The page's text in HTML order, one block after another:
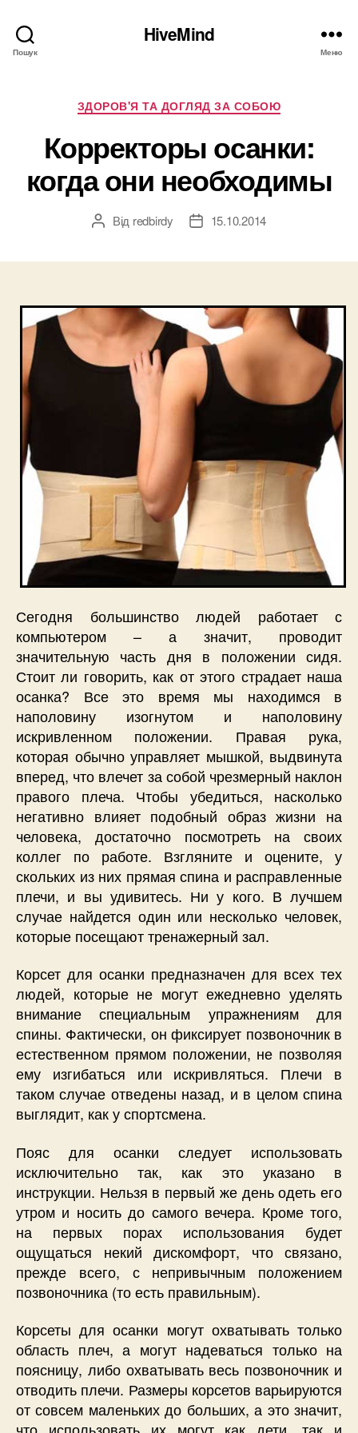
Пошук
HiveMind
Меню
Категорії
ЗДОРОВ'Я ТА ДОГЛЯД ЗА СОБОЮ
Корректоры осанки:
когда они необходимы
Автор
Від redbirdy
Дата15.10.2014
Сегодня большинство людей работает с
компьютером – а значит, проводит
значительную часть дня в положении сидя.
Стоит ли говорить, как от этого страдает наша
осанка? Все это время мы находимся в
наполовину изогнутом и наполовину
искривленном положении. Правая рука,
которая обычно управляет мышкой, выдвинута
вперед, что влечет за собой чрезмерный наклон
правого плеча. Чтобы убедиться, насколько
негативно влияет подобный образ жизни на
человека, достаточно посмотреть на своих
коллег по работе. Взгляните и оцените, у
скольких из них прямая спина и расправленные
плечи, и вы удивитесь. Ни у кого. В лучшем
случае найдется один или несколько человек,
которые посещают тренажерный зал.
Корсет для осанки предназначен для всех тех
людей, которые не могут ежедневно уделять
внимание специальным упражнениям для
спины. Фактически, он фиксирует позвоночник в
естественном прямом положении, не позволяя
ему изгибаться или искривляться. Плечи в
таком случае отведены назад, и в целом спина
выглядит, как у спортсмена.
Пояс для осанки следует использовать
исключительно так, как это указано в
инструкции. Нельзя в первый же день одеть его
утром и носить до самого вечера. Кроме того,
на первых порах использования будет
ощущаться некий дискомфорт, что связано,
прежде всего, с непривычным положением
позвоночника (то есть правильным).
Корсеты для осанки могут охватывать только
область плеч, а могут надеваться только на
поясницу, либо охватывать весь позвоночник и
отводить плечи. Размеры корсетов варьируются
от совсем маленьких до больших, а это значит,